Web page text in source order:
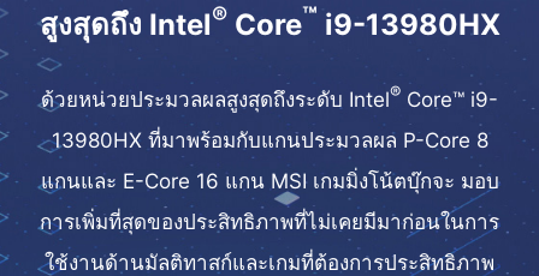
สูงสุดถึง Intel®Core™ i9-13980HX
ด้วยหน่วยประมวลผลสูงสุดถึงระดับ Intel® Core™ i9-
13980HX ที่มาพร้อมกับแกนประมวลผล P-Core 8
แกนและ E-Core 16 แกน MSI เกมมิ่งโน้ตบุ๊กจะ มอบ
การเพิ่มที่สุดของประสิทธิภาพที่ไม่เคยมีมาก่อนในการ
ใช้งานด้านมัลติทาสก์และเกมที่ต้องการประสิทธิภาพ